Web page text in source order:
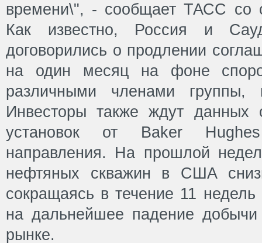
времени\", - сообщает ТАСС со
Как известно, Россия и
договорились о продлении
на один месяц на фоне
различными членами группы,
Инвесторы также ждут данных
установок от Baker
направления. На прошлой
нефтяных скважин в США
сокращаясь в течение 11 недель
на дальнейшее падение
рынке.